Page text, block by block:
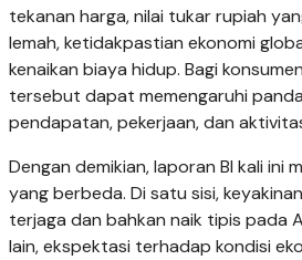
tekanan harga, nilai tukar rupiah
lemah, ketidakpastian ekonomi
kenaikan biaya hidup. Bagi
tersebut dapat memengaruhi
pendapatan, pekerjaan, dan
Dengan demikian, laporan BI kali ini
yang berbeda. Di satu sisi,
terjaga dan bahkan naik tipis pada
lain, ekspektasi terhadap kondisi